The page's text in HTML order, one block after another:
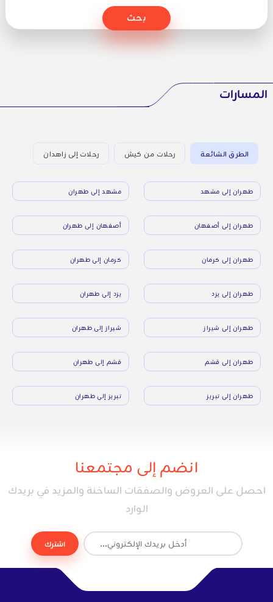
بحث
المسارات
الطرق الشائعة رحلات من كيش رحلات إلى زاهدان
طهران إلى مشهد مشهد إلى طهران
طهران إلى أصفهان أصفهان إلى طهران
طهران إلى كرمان كرمان إلى طهران
طهران إلى يزد يزد إلى طهران
طهران إلى شيراز شيراز إلى طهران
طهران إلى قشم قشم إلى طهران
طهران إلى تبريز تبريز إلى طهران
انضم إلى مجتمعنا
احصل على العروض والصفقات الساخنة والمزيد في بريدك
الوارد
اشترك